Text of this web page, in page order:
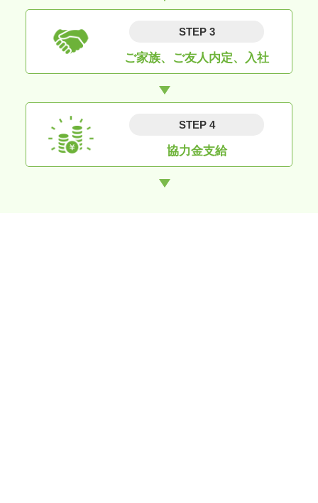
STEP 3
ご家族、ご友人内定、入社
STEP 4
協力金支給